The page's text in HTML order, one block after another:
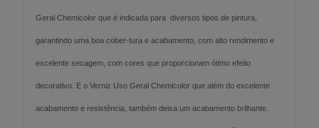
Geral Chemicolor que é indicada para diversos tipos de pintura,
garantindo uma boa cober-tura e acabamento, com alto rendimento e
excelente secagem, com cores que proporcionam ótimo efeito
decorativo. E o Verniz Uso Geral Chemicolor que além do excelente
acabamento e resistência, também deixa um acabamento brilhante.